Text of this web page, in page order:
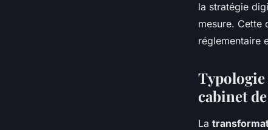
la stratégie
mesure. Cette
réglementaire
Typologie
cabinet
La